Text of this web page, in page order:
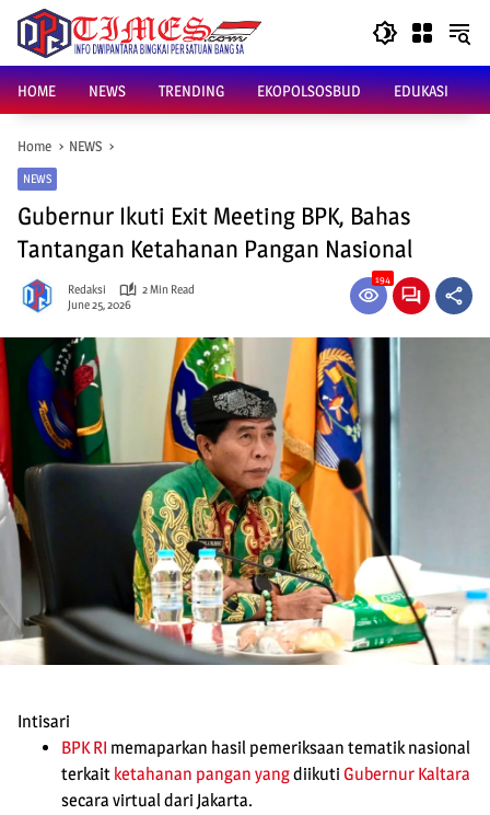
content
HOME
NEWS TRENDING EKOPOLSOSBUD EDUKASI
Home NEWS
NEWS
Gubernur Ikuti Exit Meeting BPK, Bahas
Tantangan Ketahanan Pangan Nasional
Redaksi
2 Min Read
June 25, 2026
194
Intisari
BPK RI memaparkan hasil pemeriksaan tematik nasional
terkait ketahanan pangan yangdiikuti Gubernur Kaltara
secara virtual dari Jakarta.